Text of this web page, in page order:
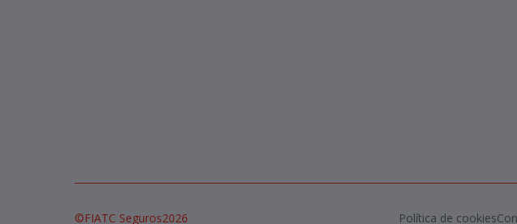
©FIATC Seguros2026 Política de cookies